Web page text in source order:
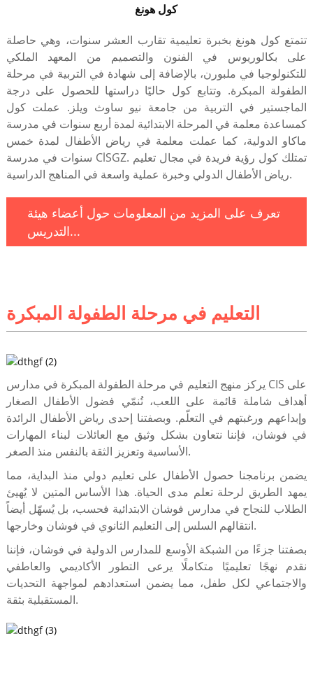
كول هونغ
تتمتع كول هونغ بخبرة تعليمية تقارب العشر سنوات، وهي حاصلة
على بكالوريوس في الفنون والتصميم من المعهد الملكي
للتكنولوجيا في ملبورن، بالإضافة إلى شهادة في التربية في مرحلة
الطفولة المبكرة. وتتابع كول حاليًا دراستها للحصول على درجة
الماجستير في التربية من جامعة نيو ساوث ويلز. عملت كول
كمساعدة معلمة في المرحلة الابتدائية لمدة أربع سنوات في مدرسة
ماكاو الدولية، كما عملت معلمة في رياض الأطفال لمدة خمس
سنوات في مدرسة ClSGZ. تمتلك كول رؤية فريدة في مجال تعليم
رياض الأطفال الدولي وخبرة عملية واسعة في المناهج الدراسية.
تعرف على المزيد من المعلومات حول أعضاء هيئة
التدريس...
التعليم في مرحلة الطفولة المبكرة
يركز منهج التعليم في مرحلة الطفولة المبكرة في مدارس CIS على
أهداف شاملة قائمة على اللعب، تُنمّي فضول الأطفال الصغار
وإبداعهم ورغبتهم في التعلّم. وبصفتنا إحدى رياض الأطفال الرائدة
في فوشان، فإننا نتعاون بشكل وثيق مع العائلات لبناء المهارات
الأساسية وتعزيز الثقة بالنفس منذ الصغر.
يضمن برنامجنا حصول الأطفال على تعليم دولي منذ البداية، مما
يمهد الطريق لرحلة تعلم مدى الحياة. هذا الأساس المتين لا يُهيئ
الطلاب للنجاح في مدارس فوشان الابتدائية فحسب، بل يُسهّل أيضاً
انتقالهم السلس إلى التعليم الثانوي في فوشان وخارجها.
بصفتنا جزءًا من الشبكة الأوسع للمدارس الدولية في فوشان، فإننا
نقدم نهجًا تعليميًا متكاملًا يرعى التطور الأكاديمي والعاطفي
والاجتماعي لكل طفل، مما يضمن استعدادهم لمواجهة التحديات
المستقبلية بثقة.